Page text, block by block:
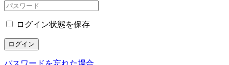
ログイン状態を保存
ログイン
パスワードを忘れた場合